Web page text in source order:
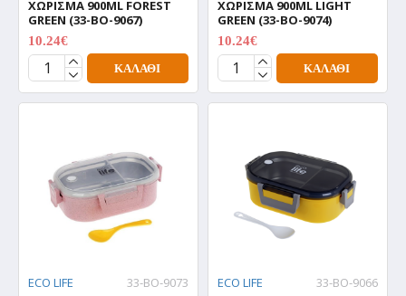
ΧΩΡΙΣΜΑ 900ML FOREST
GREEN (33-BO-9067)
10.24€
ΚΑΛΆΘΙ
ΧΩΡΙΣΜΑ 900ML LIGHT
GREEN (33-BO-9074)
10.24€
ΚΑΛΆΘΙ
ECO LIFE
33-BO-9073
ECO LIFE
33-BO-9066